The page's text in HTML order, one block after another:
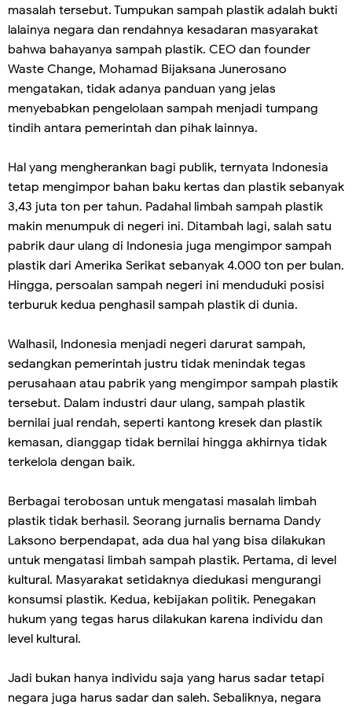
masalah tersebut. Tumpukan sampah plastik adalah bukti
lalainya negara dan rendahnya kesadaran masyarakat
bahwa bahayanya sampah plastik. CEO dan founder
Waste Change, Mohamad Bijaksana Junerosano
mengatakan, tidak adanya panduan yang jelas
menyebabkan pengelolaan sampah menjadi tumpang
tindih antara pemerintah dan pihak lainnya.
Hal yang mengherankan bagi publik, ternyata Indonesia
tetap mengimpor bahan baku kertas dan plastik sebanyak
3,43 juta ton per tahun. Padahal limbah sampah plastik
makin menumpuk di negeri ini. Ditambah lagi, salah satu
pabrik daur ulang di Indonesia juga mengimpor sampah
plastik dari Amerika Serikat sebanyak 4.000 ton per bulan.
Hingga, persoalan sampah negeri ini menduduki posisi
terburuk kedua penghasil sampah plastik di dunia.
Walhasil, Indonesia menjadi negeri darurat sampah,
sedangkan pemerintah justru tidak menindak tegas
perusahaan atau pabrik yang mengimpor sampah plastik
tersebut. Dalam industri daur ulang, sampah plastik
bernilai jual rendah, seperti kantong kresek dan plastik
kemasan, dianggap tidak bernilai hingga akhirnya tidak
terkelola dengan baik.
Berbagai terobosan untuk mengatasi masalah limbah
plastik tidak berhasil. Seorang jurnalis bernama Dandy
Laksono berpendapat, ada dua hal yang bisa dilakukan
untuk mengatasi limbah sampah plastik. Pertama, di level
kultural. Masyarakat setidaknya diedukasi mengurangi
konsumsi plastik. Kedua, kebijakan politik. Penegakan
hukum yang tegas harus dilakukan karena individu dan
level kultural.
Jadi bukan hanya individu saja yang harus sadar tetapi
negara juga harus sadar dan saleh. Sebaliknya, negara